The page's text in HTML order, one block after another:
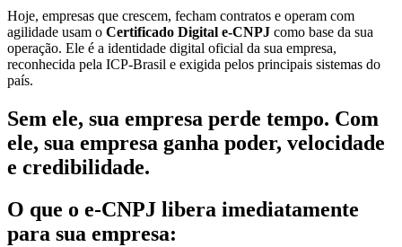
Hoje, empresas que crescem, fecham contratos e operam com
agilidade usam o Certificado Digital e-CNPJ como base da sua
operação. Ele é a identidade digital oficial da sua empresa,
reconhecida pela ICP-Brasil e exigida pelos principais sistemas do
país.
Sem ele, sua empresa perde tempo. Com
ele, sua empresa ganha poder, velocidade
e credibilidade.
O que o e-CNPJ libera imediatamente
para sua empresa: